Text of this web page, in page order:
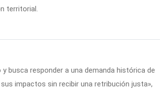
territorial.
busca responder a una demanda histórica de
impactos sin recibir una retribución justa»,